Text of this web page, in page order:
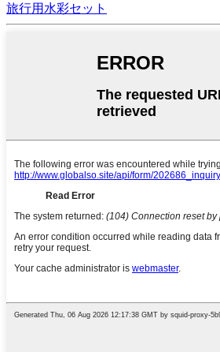
旅行用水彩セット